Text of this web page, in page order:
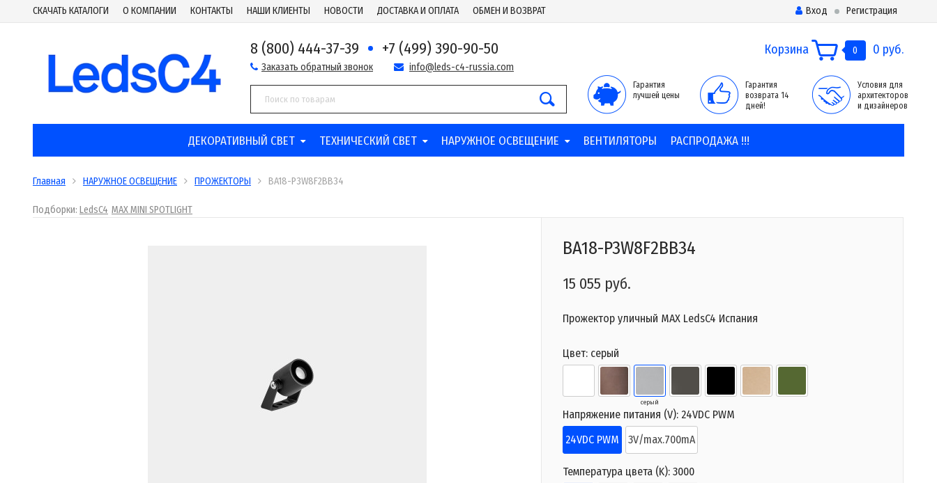
СКАЧАТЬ КАТАЛОГИ О КОМПАНИИ КОНТАКТЫ НАШИ КЛИЕНТЫ НОВОСТИ ДОСТАВКА И ОПЛАТА ОБМЕН И ВОЗВРАТ Вход Регистрация
8 (800) 444-37-39 +7 (499) 390-90-50
Заказать обратный звонок info@leds-c4-russia.com
Корзина 0 0 руб.
Гарантия
лучшей цены
Гарантия
возврата 14
дней!
Условия для
архитекторов
и дизайнеров
ДЕКОРАТИВНЫЙ СВЕТ ТЕХНИЧЕСКИЙ СВЕТ НАРУЖНОЕ ОСВЕЩЕНИЕ ВЕНТИЛЯТОРЫ РАСПРОДАЖА !!!
Главная НАРУЖНОЕ ОСВЕЩЕНИЕ ПРОЖЕКТОРЫ BA18-P3W8F2BB34
Подборки: LedsC4 MAX MINI SPOTLIGHT
BA18-P3W8F2BB34
15 055 руб.
Прожектор уличный MAX LedsC4 Испания
Цвет: серый
серый
Напряжение питания (V): 24VDC PWM
24VDC PWM
3V/max.700mA
Температура цвета (K): 3000